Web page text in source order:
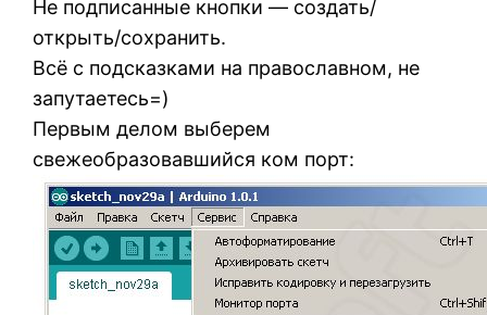
Не подписанные кнопки — создать/
открыть/сохранить.
Всё с подсказками на православном, не
запутаетесь=)
Первым делом выберем
свежеобразовавшийся ком порт: